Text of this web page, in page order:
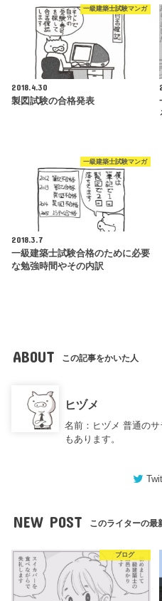
一級建築士試験マンガ
2018.4.30
製図試験の合格発表
一級建築士試験マンガ
2018.3.7
一級建築士試験合格のために必要
な勉強時間やその内訳
ABOUT この記事をかいた人
ヒヅメ
名前：ヒヅメ 普通の
もあります。
NEW POST このライターの最
ブログ